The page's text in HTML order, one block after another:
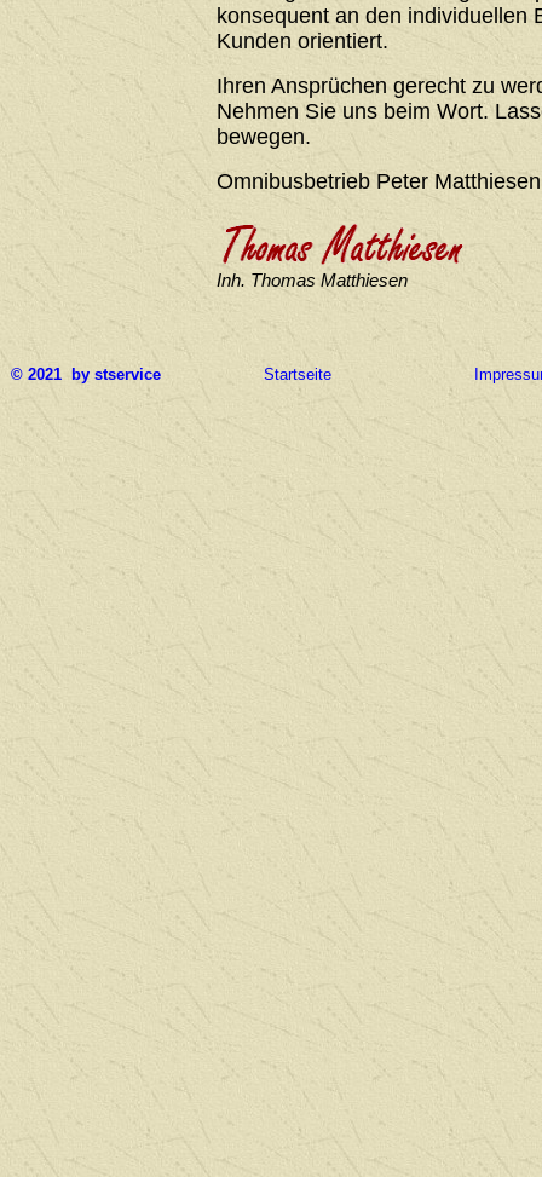
konsequent an den individuellen
Kunden orientiert.
Ihren Ansprüchen gerecht zu
Nehmen Sie uns beim Wort.
bewegen.
Omnibusbetrieb Peter Matthiesen
Inh. Thomas Matthiesen
© 2021 by stservice Startseite